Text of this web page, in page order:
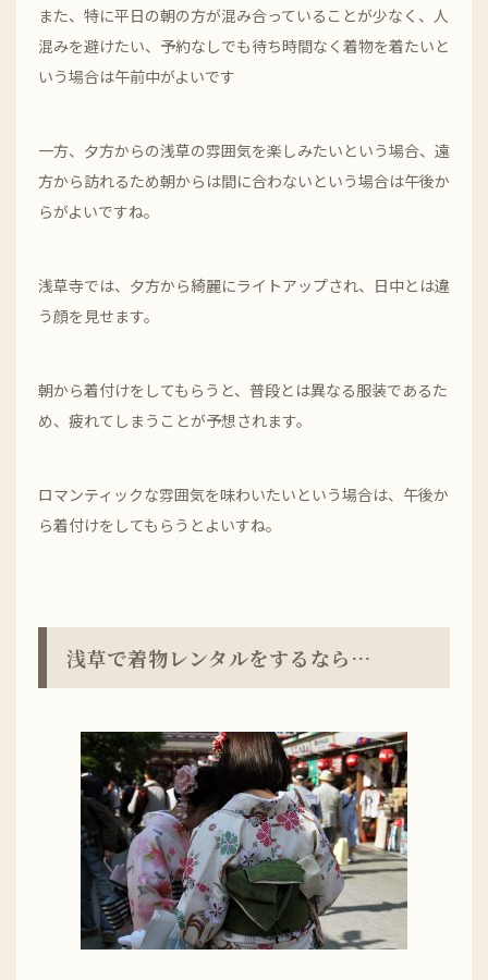
また、特に平日の朝の方が混み合っていることが少なく、人
混みを避けたい、予約なしでも待ち時間なく着物を着たいと
いう場合は午前中がよいです
一方、夕方からの浅草の雰囲気を楽しみたいという場合、遠
方から訪れるため朝からは間に合わないという場合は午後か
らがよいですね。
浅草寺では、夕方から綺麗にライトアップされ、日中とは違
う顔を見せます。
朝から着付けをしてもらうと、普段とは異なる服装であるた
め、疲れてしまうことが予想されます。
ロマンティックな雰囲気を味わいたいという場合は、午後か
ら着付けをしてもらうとよいすね。
浅草で着物レンタルをするなら…